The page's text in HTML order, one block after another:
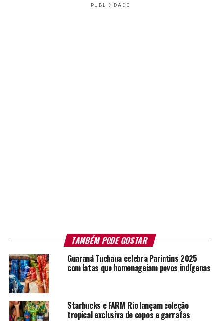
PUBLICIDADE
TAMBÉM PODE GOSTAR
Guaraná Tuchaua celebra Parintins 2025
com latas que homenageiam povos indígenas
Starbucks e FARM Rio lançam coleção
tropical exclusiva de copos e garrafas